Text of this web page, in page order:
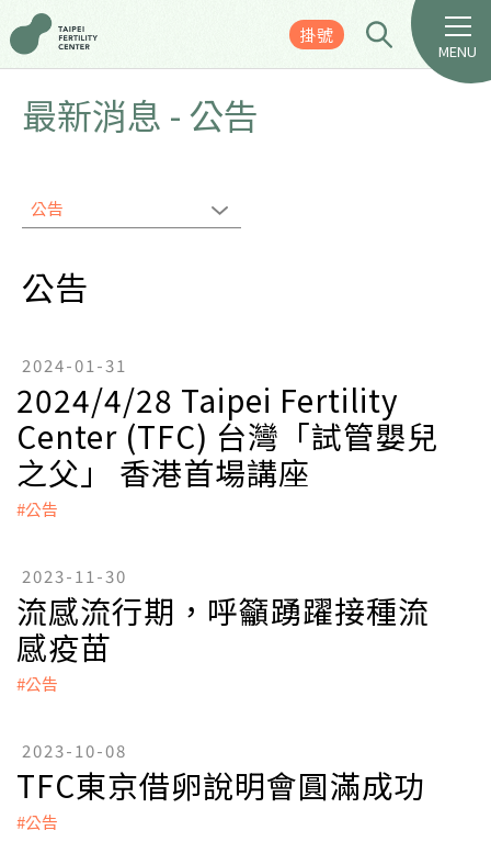
掛號
MENU
最新消息 - 公告
公告
公告
2024-01-31
2024/4/28 Taipei Fertility
Center (TFC) 台灣「試管嬰兒
之父」 香港首場講座
#公告
2023-11-30
流感流行期，呼籲踴躍接種流
感疫苗
#公告
2023-10-08
TFC東京借卵說明會圓滿成功
#公告